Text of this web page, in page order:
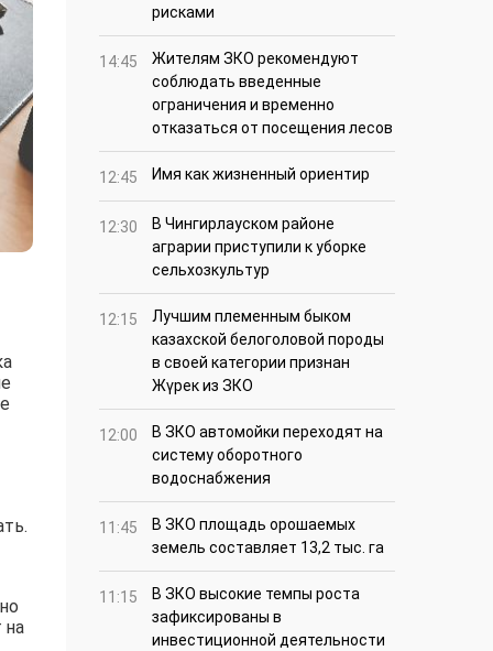
на
рисками
14:45
Жителям ЗКО рекомендуют
соблюдать введенные
ограничения и временно
отказаться от посещения лесов
12:45 Имя как жизненный ориентир
12:30
В Чингирлауском районе
аграрии приступили к уборке
сельхозкультур
12:15
Лучшим племенным быком
казахской белоголовой породы
в своей категории признан
Жүрек из ЗКО
12:00
В ЗКО автомойки переходят на
систему оборотного
водоснабжения
11:45
В ЗКО площадь орошаемых
земель составляет 13,2 тыс. га
11:15
В ЗКО высокие темпы роста
зафиксированы в
инвестиционной деятельности